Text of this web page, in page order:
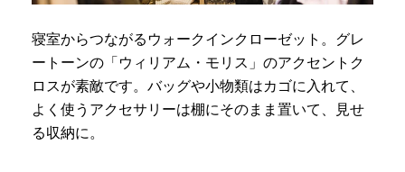
寝室からつながるウォークインクローゼット。グレ
ートーンの「ウィリアム・モリス」のアクセントク
ロスが素敵です。バッグや小物類はカゴに入れて、
よく使うアクセサリーは棚にそのまま置いて、見せ
る収納に。